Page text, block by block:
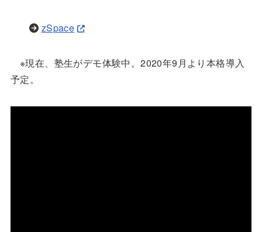
zSpace
※現在、塾生がデモ体験中。2020年9月より本格導入
予定。